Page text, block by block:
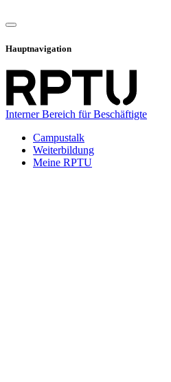
Hauptnavigation
Interner Bereich für Beschäftigte
Campustalk
Weiterbildung
Meine RPTU